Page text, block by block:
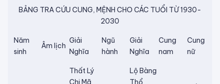
BẢNG TRA CỨU CUNG, MỆNH CHO CÁC TUỔI TỪ 1930-
2030
Năm
sinh
Âm lịch
Giải
Nghĩa
Ngũ
hành
Giải
Nghĩa
Cung
nam
Cung
nữ
Thất Lý
Chi Mã
Lộ Bàng
Thổ